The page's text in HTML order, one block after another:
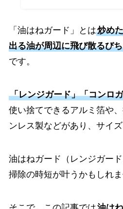
「油はねガード」とは炒め
出る油が周辺に飛び散るび
です。
「レンジガード」「コンロ
使い捨てできるアルミ箔や
ンレス製などがあり、サイズ
油はねガード（レンジガー
掃除の時短が叶うかもしれま